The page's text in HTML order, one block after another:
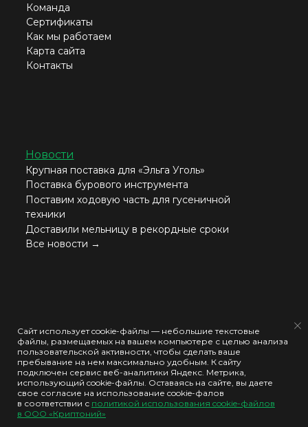
Новости
Крупная поставка для «Эльга Уголь»
Поставка бурового инструмента
Поставим ходовую часть для гусеничной
техники
Доставили мельницу в рекордные сроки
Все новости →
Команда
Сертификаты
Как мы работаем
Карта сайта
Контакты
ООО "КРИПТОНИЙ" © 2026
Политика использования cookie-файлов
Политика конфиденциальности
Сайт использует cookie-файлы — небольшие текстовые
файлы, размещаемых на вашем компьютере с целью анализа
пользовательской активности, чтобы сделать ваше
пребывание на нем максимально удобным. К cайту
подключен сервис веб-аналитики Яндекс. Метрика,
использующий cookie-файлы. Оставаясь на сайте, вы даете
свое согласие на использование cookie-фалов
в соответствии с политикой использования cookie-файлов
в ООО «Криптоний»